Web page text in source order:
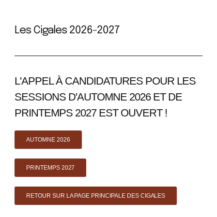
Les Cigales 2026-2027
L'APPEL À CANDIDATURES POUR LES
SESSIONS D'AUTOMNE 2026 ET DE
PRINTEMPS 2027 EST OUVERT !
AUTOMNE 2026
PRINTEMPS 2027
RETOUR SUR LA PAGE PRINCIPALE DES CIGALES